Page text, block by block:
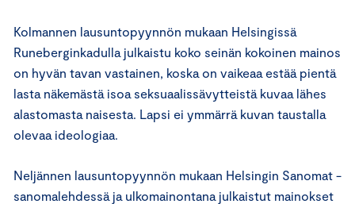
Kolmannen lausuntopyynnön mukaan Helsingissä
Runeberginkadulla julkaistu koko seinän kokoinen mainos
on hyvän tavan vastainen, koska on vaikeaa estää pientä
lasta näkemästä isoa seksuaalissävytteistä kuvaa lähes
alastomasta naisesta. Lapsi ei ymmärrä kuvan taustalla
olevaa ideologiaa.
Neljännen lausuntopyynnön mukaan Helsingin Sanomat -
sanomalehdessä ja ulkomainontana julkaistut mainokset